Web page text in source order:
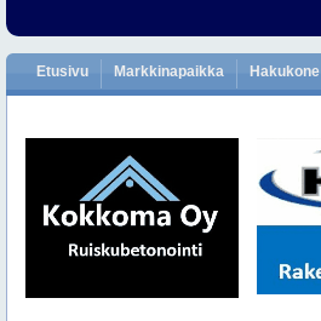
Etusivu Markkinapaikka Hakukone